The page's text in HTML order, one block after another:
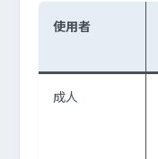
使用者
成人